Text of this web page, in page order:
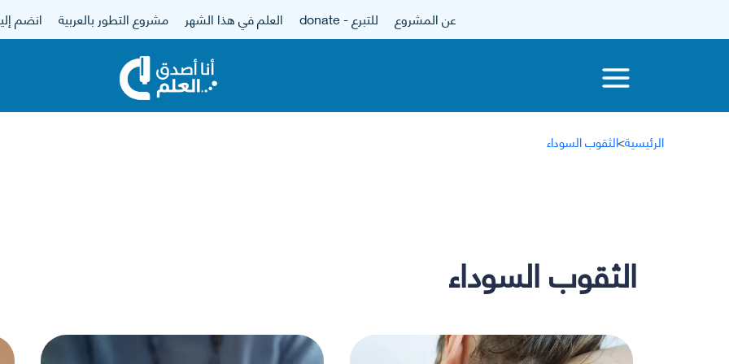
عن المشروع للتبرع - donate العلم في هذا الشهر مشروع التطور بالعربية انضم
الرئيسية>الثقوب السوداء
الثقوب السوداء